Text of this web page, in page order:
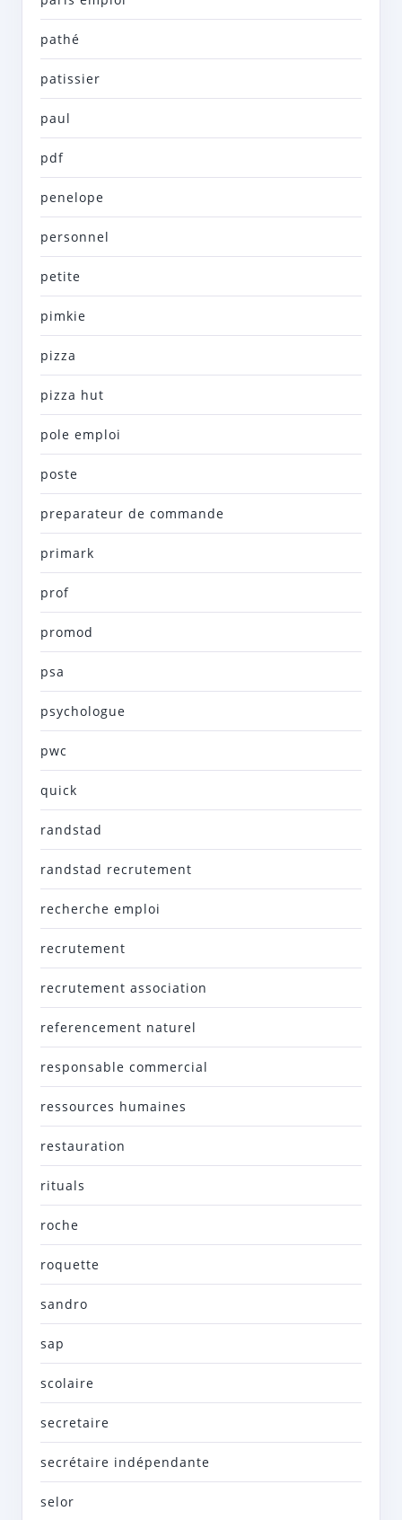
pathé
patissier
paul
pdf
penelope
personnel
petite
pimkie
pizza
pizza hut
pole emploi
poste
preparateur de commande
primark
prof
promod
psa
psychologue
pwc
quick
randstad
randstad recrutement
recherche emploi
recrutement
recrutement association
referencement naturel
responsable commercial
ressources humaines
restauration
rituals
roche
roquette
sandro
sap
scolaire
secretaire
secrétaire indépendante
selor